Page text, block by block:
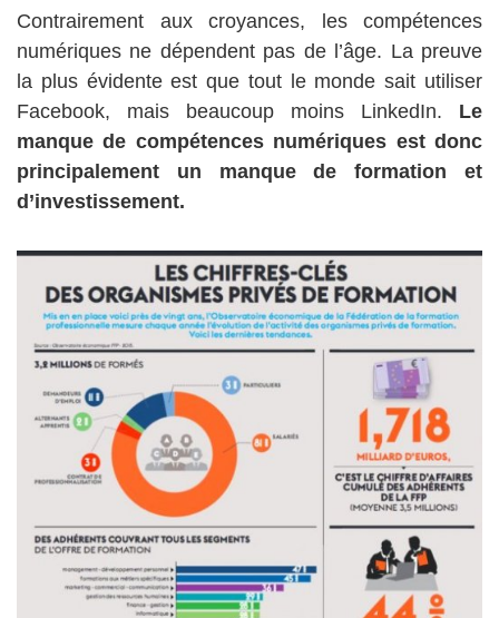
Contrairement aux croyances, les compétences
numériques ne dépendent pas de l’âge. La preuve
la plus évidente est que tout le monde sait utiliser
Facebook, mais beaucoup moins LinkedIn. Le
manque de compétences numériques est donc
principalement un manque de formation et
d’investissement.